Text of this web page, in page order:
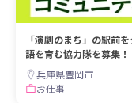
「演劇のまち」の駅前
語を育む協力隊を募集！
兵庫県豊岡市
お仕事